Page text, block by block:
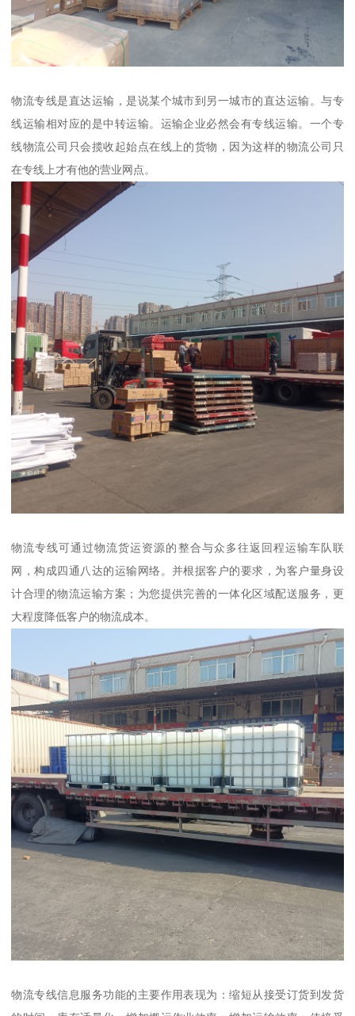
物流专线是直达运输，是说某个城市到另一城市的直达运输。与专
线运输相对应的是中转运输。运输企业必然会有专线运输。一个专
线物流公司只会揽收起始点在线上的货物，因为这样的物流公司只
在专线上才有他的营业网点。
物流专线可通过物流货运资源的整合与众多往返回程运输车队联
网，构成四通八达的运输网络。并根据客户的要求，为客户量身设
计合理的物流运输方案；为您提供完善的一体化区域配送服务，更
大程度降低客户的物流成本。
物流专线信息服务功能的主要作用表现为：缩短从接受订货到发货